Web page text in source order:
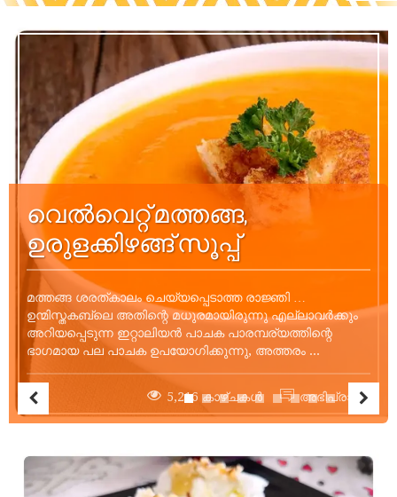
വെൽവെറ്റ് മത്തങ്ങ,
ഉരുളക്കിഴങ്ങ് സൂപ്പ്
മത്തങ്ങ ശരത്കാലം ചെയ്യപ്പെടാത്ത രാജ്ഞി …
ഉന്മിസ്തകബ്ലെ അതിന്റെ മധുരമായിരുന്നു എല്ലാവർക്കും
അറിയപ്പെടുന്ന ഇറ്റാലിയൻ പാചക പാരമ്പര്യത്തിന്റെ
ഭാഗമായ പല പാചക ഉപയോഗിക്കുന്നു, അത്തരം ...
അഭിപ്രായം
5,216 കാഴ്ചകൾ